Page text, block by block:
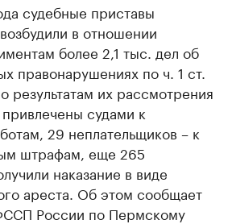
судебные приставы
в отношении
более 2,1 тыс. дел об
правонарушениях по ч. 1 ст.
результатам их рассмотрения
судами к
29 неплательщиков – к
штрафам, еще 265
наказание в виде
ареста. Об этом сообщает
России по Пермскому